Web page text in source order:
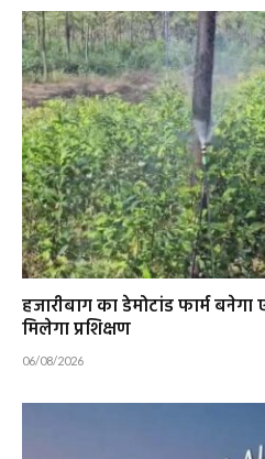
हजारीबाग का डेमोटांड फार्म बनेगा
मिलेगा प्रशिक्षण
06/08/2026